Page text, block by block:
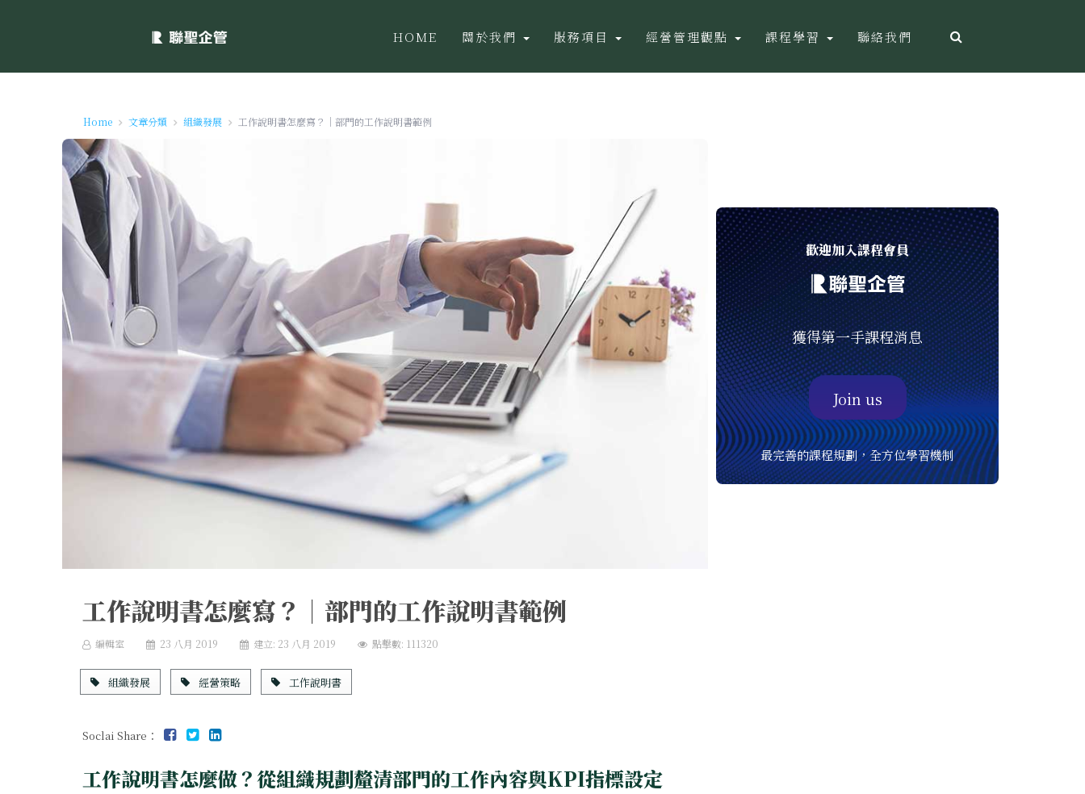
HOME 關於我們 服務項目 經營管理觀點 課程學習 聯絡我們
Home 文章分類 組織發展 工作說明書怎麼寫？｜部門的工作說明書範例
工作說明書怎麼寫？｜部門的工作說明書範例
編輯室 23 八月 2019 建立: 23 八月 2019 點擊數: 111320
組織發展 經營策略 工作說明書
Soclai Share：
工作說明書怎麼做？從組織規劃釐清部門的工作內容與KPI指標設定
歡迎加入課程會員
獲得第一手課程消息
Join us
最完善的課程規劃，全方位學習機制